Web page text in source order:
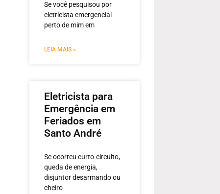
Se você pesquisou por
eletricista emergencial
perto de mim em
LEIA MAIS »
Eletricista para
Emergência em
Feriados em
Santo André
Se ocorreu curto-circuito,
queda de energia,
disjuntor desarmando ou
cheiro